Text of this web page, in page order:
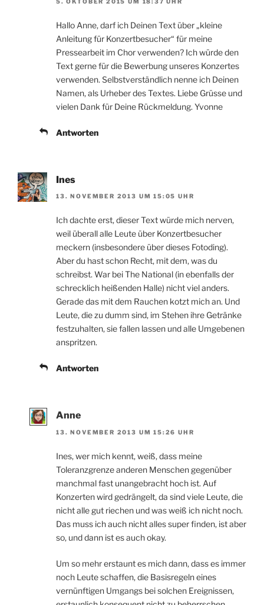
Hallo Anne, darf ich Deinen Text über „kleine
Anleitung für Konzertbesucher“ für meine
Pressearbeit im Chor verwenden? Ich würde den
Text gerne für die Bewerbung unseres Konzertes
verwenden. Selbstverständlich nenne ich Deinen
Namen, als Urheber des Textes. Liebe Grüsse und
vielen Dank für Deine Rückmeldung. Yvonne
Antworten
Ines
13. NOVEMBER 2013 UM 15:05 UHR
Ich dachte erst, dieser Text würde mich nerven,
weil überall alle Leute über Konzertbesucher
meckern (insbesondere über dieses Fotoding).
Aber du hast schon Recht, mit dem, was du
schreibst. War bei The National (in ebenfalls der
schrecklich heißenden Halle) nicht viel anders.
Gerade das mit dem Rauchen kotzt mich an. Und
Leute, die zu dumm sind, im Stehen ihre Getränke
festzuhalten, sie fallen lassen und alle Umgebenen
anspritzen.
Antworten
Anne
13. NOVEMBER 2013 UM 15:26 UHR
Ines, wer mich kennt, weiß, dass meine
Toleranzgrenze anderen Menschen gegenüber
manchmal fast unangebracht hoch ist. Auf
Konzerten wird gedrängelt, da sind viele Leute, die
nicht alle gut riechen und was weiß ich nicht noch.
Das muss ich auch nicht alles super finden, ist aber
so, und dann ist es auch okay.
Um so mehr erstaunt es mich dann, dass es immer
noch Leute schaffen, die Basisregeln eines
vernünftigen Umgangs bei solchen Ereignissen,